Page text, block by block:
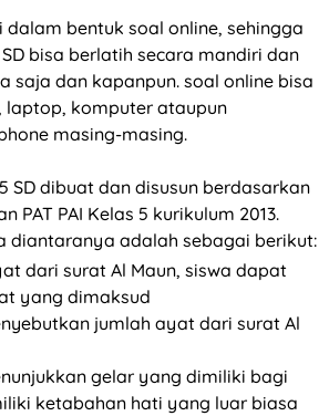
dalam bentuk soal online, sehingga
bisa berlatih secara mandiri dan
saja dan kapanpun. soal online bisa
laptop, komputer ataupun
masing-masing.
SD dibuat dan disusun berdasarkan
PAT PAI Kelas 5 kurikulum 2013.
diantaranya adalah sebagai berikut:
dari surat Al Maun, siswa dapat
yang dimaksud
jumlah ayat dari surat Al
gelar yang dimiliki bagi
ketabahan hati yang luar biasa